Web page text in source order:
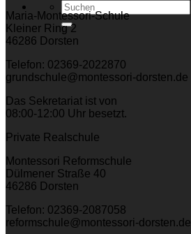
Maria-Montessori-Schule
Kleiner Ring 2
46286 Dorsten
Telefon: 02369-2022870
grundschule@montessori-dorsten.de
Das Sekretariat ist von
08:00-12:00 Uhr besetzt.
Private Realschule
Montessori Reformschule
Dülmener Straße 40
46286 Dorsten
Telefon: 02369-2087058
reformschule@montessori-dorsten.de